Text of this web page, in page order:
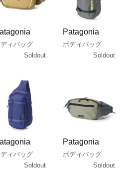
ィバッグ
Soldout
Patagonia
ボディバッグ
Soldout
ィバッグ
Soldout
Patagonia
ボディバッグ
Soldout